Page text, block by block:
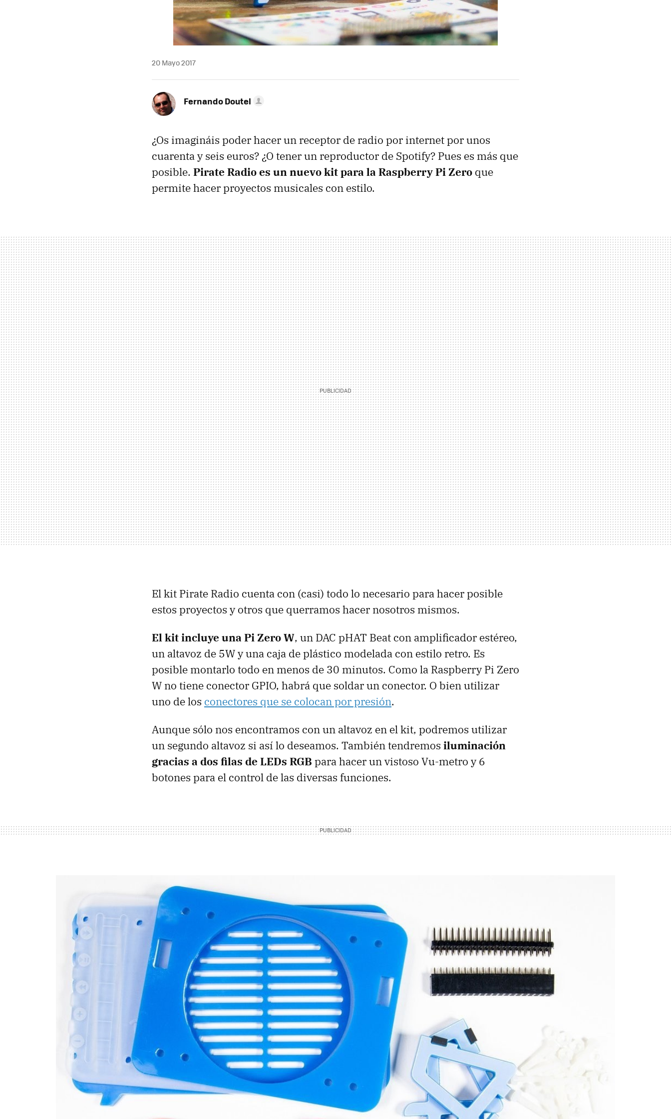
20 Mayo 2017
Fernando Doutel
¿Os imagináis poder hacer un receptor de radio por internet por unos
cuarenta y seis euros? ¿O tener un reproductor de Spotify? Pues es más que
posible. Pirate Radio es un nuevo kit para la Raspberry Pi Zero que
permite hacer proyectos musicales con estilo.
El kit Pirate Radio cuenta con (casi) todo lo necesario para hacer posible
estos proyectos y otros que querramos hacer nosotros mismos.
El kit incluye una Pi Zero W, un DAC pHAT Beat con amplificador estéreo,
un altavoz de 5W y una caja de plástico modelada con estilo retro. Es
posible montarlo todo en menos de 30 minutos. Como la Raspberry Pi Zero
W no tiene conector GPIO, habrá que soldar un conector. O bien utilizar
uno de los conectores que se colocan por presión.
Aunque sólo nos encontramos con un altavoz en el kit, podremos utilizar
un segundo altavoz si así lo deseamos. También tendremos iluminación
gracias a dos filas de LEDs RGB para hacer un vistoso Vu-metro y 6
botones para el control de las diversas funciones.